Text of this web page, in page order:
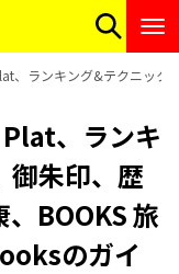
、ランキング&テクニック
、ランキ
御朱印、歴
BOOKS 旅
のガイ